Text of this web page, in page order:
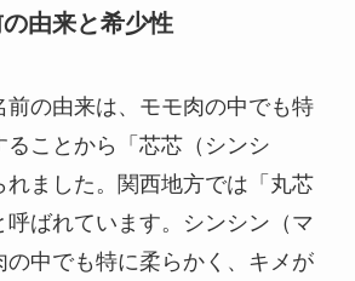
由来と希少性
前の由来は、モモ肉の中でも特
ることから「芯芯（シンシ
れました。関西地方では「丸芯
呼ばれています。シンシン（マ
の中でも特に柔らかく、キメが